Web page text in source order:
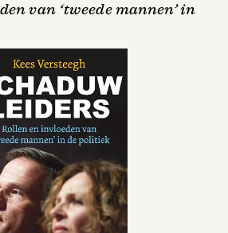
van ‘tweede mannen’ in